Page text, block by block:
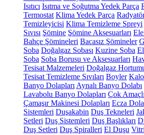
Isıtıcı Isıtma ve Soğutma Yedek Parça
Termostat Klima Yedek Parça
Temizleyicisi Klima Temizleme Spreyi
Sıvısı Şömine Şömine Aksesuarları
Bahçe Şömineleri Bacasız Şömineler
Soba Doğalgaz Sobası Kuzine Soba
Soba Soba Borusu ve Aksesuarları
Tesisat Malzemeleri Doğalgaz
Tesisat Temizleme Sıvıları Boyler
Banyo Dolapları Aynalı Banyo Dolabı
Lavabolu Banyo Dolapları Çok
Çamaşır Makinesi Dolapları Ecza
Sistemleri Duşakabin Duş Tekneleri
Setleri Duş Sistemleri Duş Başlıkları
Duş Setleri Duş Spiralleri El Duşu